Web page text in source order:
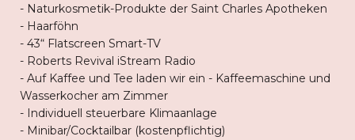
- Naturkosmetik-Produkte der Saint Charles Apotheken
- Haarföhn
- 43“ Flatscreen Smart-TV
- Roberts Revival iStream Radio
- Auf Kaffee und Tee laden wir ein - Kaffeemaschine und
Wasserkocher am Zimmer
- Individuell steuerbare Klimaanlage
- Minibar/Cocktailbar (kostenpflichtig)